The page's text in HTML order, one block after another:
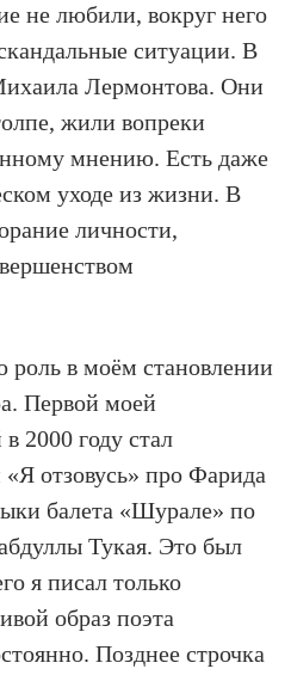
не любили, вокруг него
ситуации. В
Лермонтова. Они
жили вопреки
мнению. Есть даже
уходе из жизни. В
личности,
в моём становлении
Первой моей
2000 году стал
отзовусь» про Фарида
балета «Шурале» по
Тукая. Это был
я писал только
образ поэта
Позднее строчка